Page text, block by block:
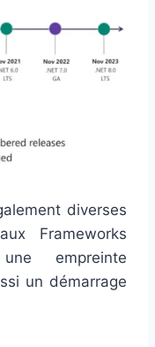
diverses
Frameworks
empreinte
un démarrage